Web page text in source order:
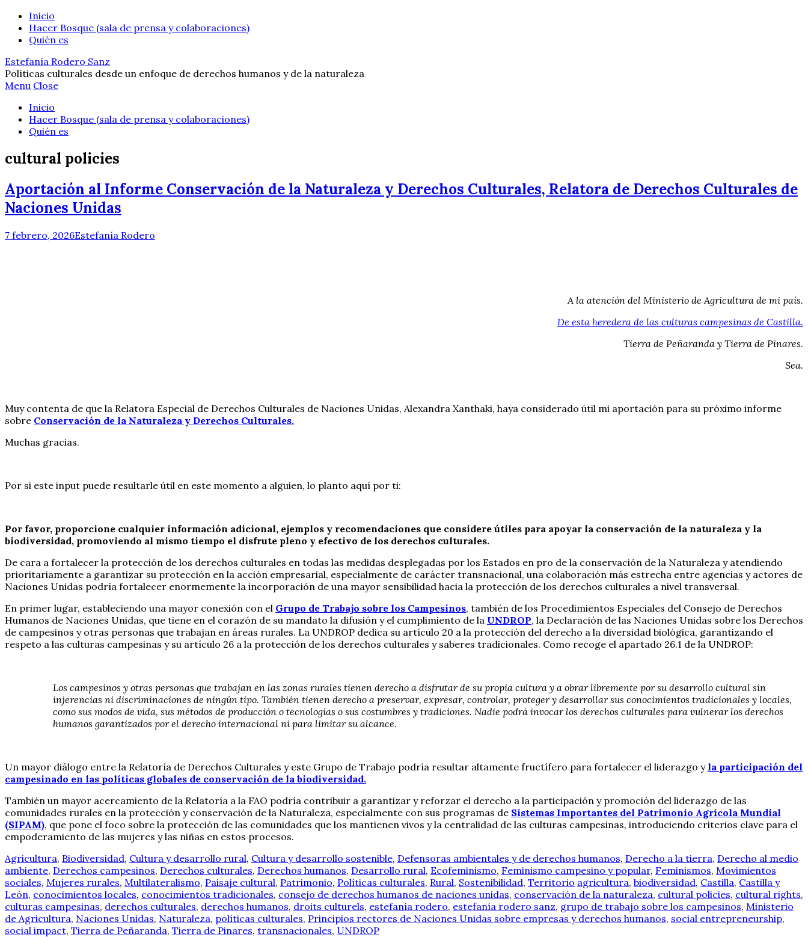
Inicio
Hacer Bosque (sala de prensa y colaboraciones)
Quién es
Estefanía Rodero Sanz
Políticas culturales desde un enfoque de derechos humanos y de la naturaleza
Menu Close
Inicio
Hacer Bosque (sala de prensa y colaboraciones)
Quién es
cultural policies
Aportación al Informe Conservación de la Naturaleza y Derechos Culturales, Relatora de Derechos Culturales de
Naciones Unidas
7 febrero, 2026Estefanía Rodero
A la atención del Ministerio de Agricultura de mi país.
De esta heredera de las culturas campesinas de Castilla.
Tierra de Peñaranda y Tierra de Pinares.
Sea.
Muy contenta de que la Relatora Especial de Derechos Culturales de Naciones Unidas, Alexandra Xanthaki, haya considerado útil mi aportación para su próximo informe
sobre Conservación de la Naturaleza y Derechos Culturales.
Muchas gracias.
Por si este input puede resultarle útil en este momento a alguien, lo planto aquí por ti:
Por favor, proporcione cualquier información adicional, ejemplos y recomendaciones que considere útiles para apoyar la conservación de la naturaleza y la
biodiversidad, promoviendo al mismo tiempo el disfrute pleno y efectivo de los derechos culturales.
De cara a fortalecer la protección de los derechos culturales en todas las medidas desplegadas por los Estados en pro de la conservación de la Naturaleza y atendiendo
prioritariamente a garantizar su protección en la acción empresarial, especialmente de carácter transnacional, una colaboración más estrecha entre agencias y actores de
Naciones Unidas podría fortalecer enormemente la incorporación de una mayor sensibilidad hacia la protección de los derechos culturales a nivel transversal.
En primer lugar, estableciendo una mayor conexión con el Grupo de Trabajo sobre los Campesinos, también de los Procedimientos Especiales del Consejo de Derechos
Humanos de Naciones Unidas, que tiene en el corazón de su mandato la difusión y el cumplimiento de la UNDROP, la Declaración de las Naciones Unidas sobre los Derechos
de campesinos y otras personas que trabajan en áreas rurales. La UNDROP dedica su artículo 20 a la protección del derecho a la diversidad biológica, garantizando el
respeto a las culturas campesinas y su artículo 26 a la protección de los derechos culturales y saberes tradicionales. Como recoge el apartado 26.1 de la UNDROP:
Los campesinos y otras personas que trabajan en las zonas rurales tienen derecho a disfrutar de su propia cultura y a obrar libremente por su desarrollo cultural sin
injerencias ni discriminaciones de ningún tipo. También tienen derecho a preservar, expresar, controlar, proteger y desarrollar sus conocimientos tradicionales y locales,
como sus modos de vida, sus métodos de producción o tecnologías o sus costumbres y tradiciones. Nadie podrá invocar los derechos culturales para vulnerar los derechos
humanos garantizados por el derecho internacional ni para limitar su alcance.
Un mayor diálogo entre la Relatoría de Derechos Culturales y este Grupo de Trabajo podría resultar altamente fructífero para fortalecer el liderazgo yla participación del
campesinado en las políticas globales de conservación de la biodiversidad.
También un mayor acercamiento de la Relatoría a la FAO podría contribuir a garantizar y reforzar el derecho a la participación y promoción del liderazgo de las
comunidades rurales en la protección y conservación de la Naturaleza, especialmente con sus programas de Sistemas Importantes del Patrimonio Agrícola Mundial
(SIPAM), que pone el foco sobre la protección de las comunidades que los mantienen vivos y la centralidad de las culturas campesinas, introduciendo criterios clave para el
empoderamiento de las mujeres y las niñas en estos procesos.
Agricultura, Biodiversidad, Cultura y desarrollo rural, Cultura y desarrollo sostenible, Defensoras ambientales y de derechos humanos, Derecho a la tierra, Derecho al medio
ambiente, Derechos campesinos, Derechos culturales, Derechos humanos, Desarrollo rural, Ecofeminismo, Feminismo campesino y popular, Feminismos, Movimientos
sociales, Mujeres rurales, Multilateralismo, Paisaje cultural, Patrimonio, Políticas culturales, Rural, Sostenibilidad, Territorio agricultura, biodiversidad, Castilla, Castilla y
León, conocimientos locales, conocimientos tradicionales, consejo de derechos humanos de naciones unidas, conservación de la naturaleza, cultural policies, cultural rights,
culturas campesinas, derechos culturales, derechos humanos, droits culturels, estefanía rodero, estefanía rodero sanz, grupo de trabajo sobre los campesinos, Ministerio
de Agricultura, Naciones Unidas, Naturaleza, políticas culturales, Principios rectores de Naciones Unidas sobre empresas y derechos humanos, social entrepreneurship,
social impact, Tierra de Peñaranda, Tierra de Pinares, transnacionales, UNDROP